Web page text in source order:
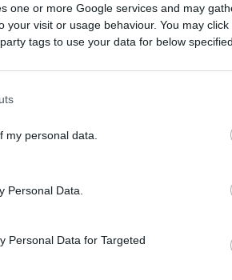
one or more Google services and may
your visit or usage behaviour. You may
tags to use your data for below
my personal data.
Personal Data.
Personal Data for Targeted
παράγοντες βρίσκονται
σου το βράδυ. Η σκόνη, η μούχλα
κάθε τόσο
οι άνθρωποι με αλλεργίες
Από την άλλη, μπορεί να
τους.
τα κύτταρα του δέρματος που
στο χαλί και στα σεντόνια
της